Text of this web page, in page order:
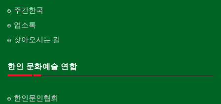
주간한국
업소록
찾아오시는 길
한인 문화예술 연합
한인문인협회